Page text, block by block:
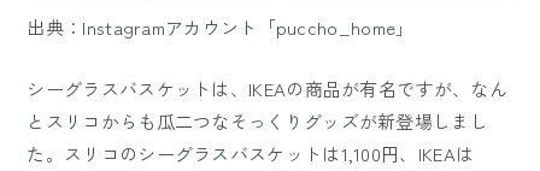
出典：Instagramアカウント「puccho_home」
シーグラスバスケットは、IKEAの商品が有名ですが、なん
とスリコからも瓜二つなそっくりグッズが新登場しまし
た。スリコのシーグラスバスケットは1,100円、IKEAは